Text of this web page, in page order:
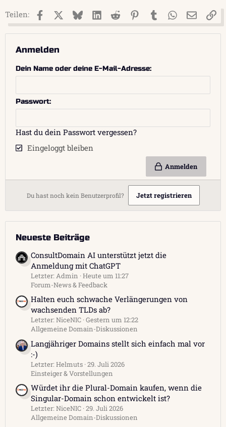
Teilen: FacebookX (Twitter)
BlueskyLinkedIn
Reddit PinterestTumblr WhatsApp
E-Mail
Anmelden
Dein Name oder deine E-Mail-Adresse
Passwort
Hast du dein Passwort vergessen?
Eingeloggt bleiben
Anmelden
Du hast noch kein Benutzerprofil? Jetzt registrieren
Neueste Beiträge
ConsultDomain AI unterstützt jetzt die
Anmeldung mit ChatGPT
Letzter: Admin Heute um 11:27
Forum-News & Feedback
Halten euch schwache Verlängerungen von
wachsenden TLDs ab?
Letzter: NiceNIC Gestern um 12:22
Allgemeine Domain-Diskussionen
Langjähriger Domains stellt sich einfach mal vor
:-)
Letzter: Helmuts 29. Juli 2026
Einsteiger & Vorstellungen
Würdet ihr die Plural-Domain kaufen, wenn die
Singular-Domain schon entwickelt ist?
Letzter: NiceNIC 29. Juli 2026
Allgemeine Domain-Diskussionen